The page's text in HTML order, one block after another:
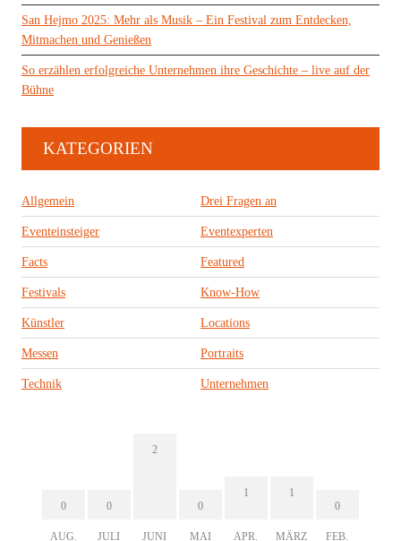
San Hejmo 2025: Mehr als Musik – Ein Festival zum Entdecken,
Mitmachen und Genießen
So erzählen erfolgreiche Unternehmen ihre Geschichte – live auf der
Bühne
KATEGORIEN
Allgemein Drei Fragen an
Eventeinsteiger Eventexperten
Facts Featured
Festivals Know-How
Künstler Locations
Messen Portraits
Technik Unternehmen
0
AUG.
0
JULI
2
JUNI
0
MAI
1
APR.
1
MÄRZ
0
FEB.